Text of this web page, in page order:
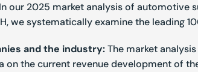
In our 2025 market analysis of automotive
we systematically examine the leading
and the industry:The market
on the current revenue development of